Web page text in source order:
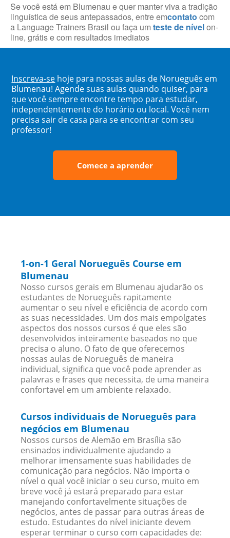
Se você está em Blumenau e quer manter viva a tradição
linguística de seus antepassados, entre emcontato com
a Language Trainers Brasil ou faça um teste de nívelon-
line, grátis e com resultados imediatos
Inscreva-se hoje para nossas aulas de Norueguês em
Blumenau! Agende suas aulas quando quiser, para
que você sempre encontre tempo para estudar,
independentemente do horário ou local. Você nem
precisa sair de casa para se encontrar com seu
professor!
Comece a aprender
1-on-1 Geral Norueguês Course em
Blumenau
Nosso cursos gerais em Blumenau ajudarão os
estudantes de Norueguês rapitamente
aumentar o seu nível e eficiência de acordo com
as suas necessidades. Um dos mais empolgates
aspectos dos nossos cursos é que eles são
desenvolvidos inteiramente baseados no que
precisa o aluno. O fato de que oferecemos
nossas aulas de Norueguês de maneira
individual, significa que você pode aprender as
palavras e frases que necessita, de uma maneira
confortavel em um ambiente relaxado.
Cursos individuais de Norueguês para
negócios em Blumenau
Nossos cursos de Alemão em Brasília são
ensinados individualmente ajudando a
melhorar imensamente suas habilidades de
comunicação para negócios. Não importa o
nível o qual você iniciar o seu curso, muito em
breve você já estará preparado para estar
manejando confortavelmente situações de
negócios, antes de passar para outras áreas de
estudo. Estudantes do nível iniciante devem
esperar terminar o curso com capacidades de: